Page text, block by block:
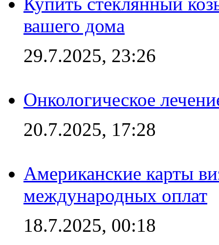
вашего дома
29.7.2025, 23:26
Онкологическое
20.7.2025, 17:28
Американские карты
международных оплат
18.7.2025, 00:18